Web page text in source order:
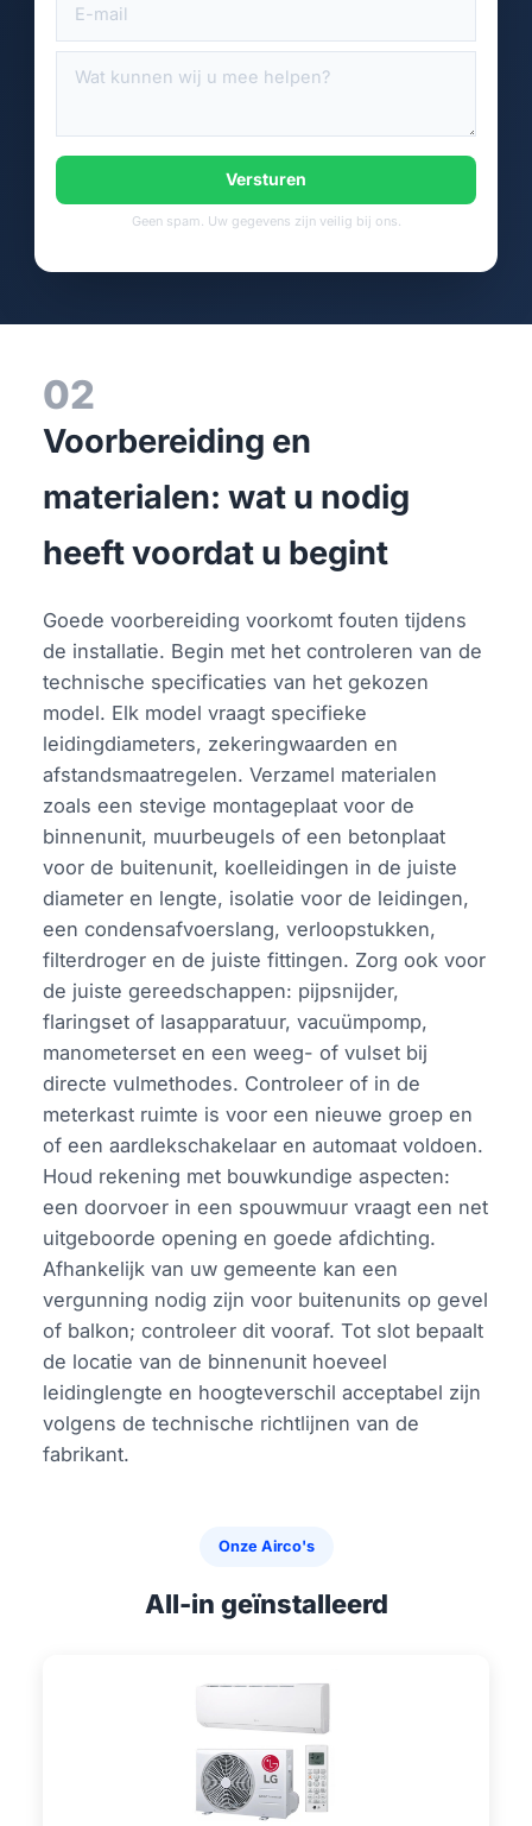
Versturen
Geen spam. Uw gegevens zijn veilig bij ons.
02
Voorbereiding en
materialen: wat u nodig
heeft voordat u begint
Goede voorbereiding voorkomt fouten tijdens
de installatie. Begin met het controleren van de
technische specificaties van het gekozen
model. Elk model vraagt specifieke
leidingdiameters, zekeringwaarden en
afstandsmaatregelen. Verzamel materialen
zoals een stevige montageplaat voor de
binnenunit, muurbeugels of een betonplaat
voor de buitenunit, koelleidingen in de juiste
diameter en lengte, isolatie voor de leidingen,
een condensafvoerslang, verloopstukken,
filterdroger en de juiste fittingen. Zorg ook voor
de juiste gereedschappen: pijpsnijder,
flaringset of lasapparatuur, vacuümpomp,
manometerset en een weeg- of vulset bij
directe vulmethodes. Controleer of in de
meterkast ruimte is voor een nieuwe groep en
of een aardlekschakelaar en automaat voldoen.
Houd rekening met bouwkundige aspecten:
een doorvoer in een spouwmuur vraagt een net
uitgeboorde opening en goede afdichting.
Afhankelijk van uw gemeente kan een
vergunning nodig zijn voor buitenunits op gevel
of balkon; controleer dit vooraf. Tot slot bepaalt
de locatie van de binnenunit hoeveel
leidinglengte en hoogteverschil acceptabel zijn
volgens de technische richtlijnen van de
fabrikant.
Onze Airco's
All-in geïnstalleerd